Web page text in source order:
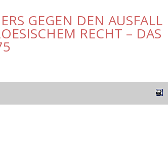
GEGEN DEN AUSFALL
RECHT – DAS